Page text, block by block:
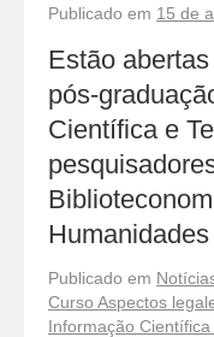
Publicado em 15 de
Estão
pós-
Científica e
Publicado em
Curso Aspectos
Informação Científica